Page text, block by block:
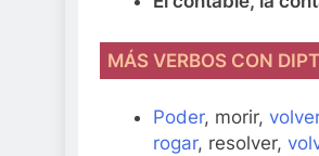
MÁS VERBOS CON
Poder, morir, volver
rogar, resolver,